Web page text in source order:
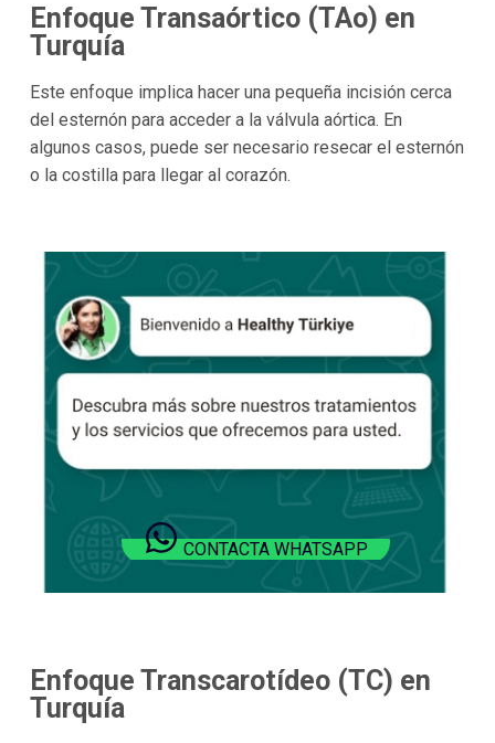
Enfoque Transaórtico (TAo) en
Turquía
Este enfoque implica hacer una pequeña incisión cerca
del esternón para acceder a la válvula aórtica. En
algunos casos, puede ser necesario resecar el esternón
o la costilla para llegar al corazón.
CONTACTA WHATSAPP
Enfoque Transcarotídeo (TC) en
Turquía